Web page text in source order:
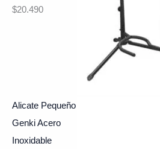
$20.490
Alicate Pequeño
Genki Acero
Inoxidable